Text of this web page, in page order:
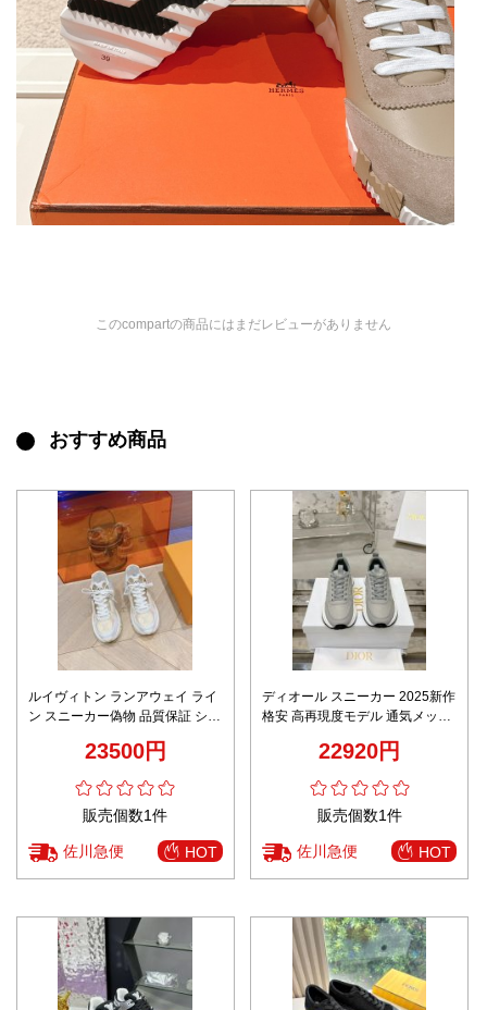
このcompartの商品にはまだレビューがありません
おすすめ商品
ルイヴィトン ランアウェイ ライ
ン スニーカー偽物 品質保証 シュ
23500円
販売個数1件
佐川急便 HOT
ディオール スニーカー 2025新作
格安 高再現度モデル 通気メッシ
テール 即納対応22920円
販売個数1件
佐川急便 HOT